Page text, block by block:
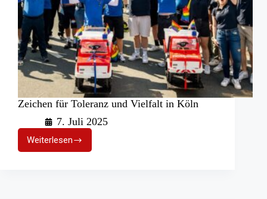
Zeichen für Toleranz und Vielfalt in Köln
7. Juli 2025
Weiterlesen
Zeichen
für